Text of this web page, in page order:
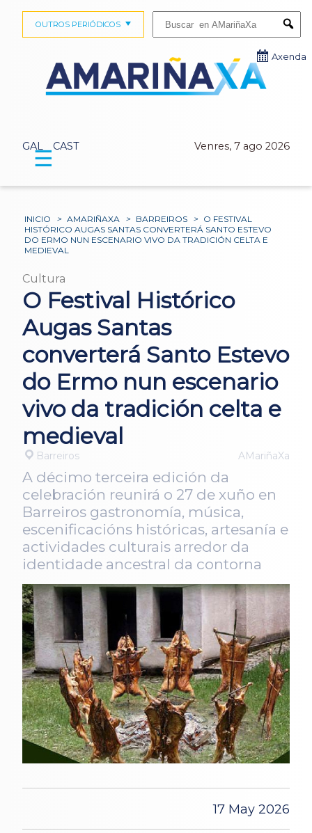
GAL CAST Venres, 7 ago 2026
OUTROS PERIÓDICOS
Axenda
☰
INICIO > AMARIÑAXA > BARREIROS > O FESTIVAL
HISTÓRICO AUGAS SANTAS CONVERTERÁ SANTO ESTEVO
DO ERMO NUN ESCENARIO VIVO DA TRADICIÓN CELTA E
MEDIEVAL
Cultura
O Festival Histórico
Augas Santas
converterá Santo Estevo
do Ermo nun escenario
vivo da tradición celta e
medieval
Barreiros AMariñaXa
A décimo terceira edición da
celebración reunirá o 27 de xuño en
Barreiros gastronomía, música,
escenificacións históricas, artesanía e
actividades culturais arredor da
identidade ancestral da contorna
17 May 2026